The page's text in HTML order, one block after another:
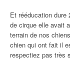
Et rééducation
de cirque elle avait
terrain de nos
chien qui ont fait il
respectiez pas très